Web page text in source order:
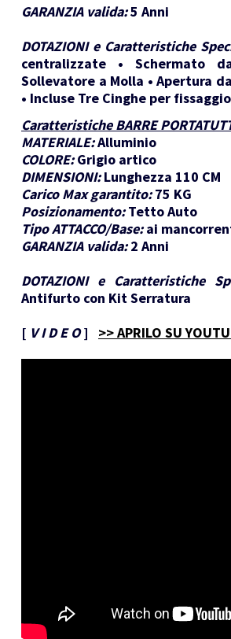
GARANZIA valida:5 Anni
DOTAZIONI e Caratteristiche
centralizzate • Schermato
Sollevatore a Molla • Apertura
• Incluse Tre Cinghe per fissaggio
Caratteristiche BARRE
MATERIALE:Alluminio
COLORE: Grigio artico
DIMENSIONI: Lunghezza 110 CM
Carico Max garantito: 75 KG
Posizionamento: Tetto Auto
Tipo ATTACCO/Base: ai
GARANZIA valida: 2 Anni
DOTAZIONI e Caratteristiche
Antifurto con Kit Serratura
[ V I D E O] >> APRILO SU